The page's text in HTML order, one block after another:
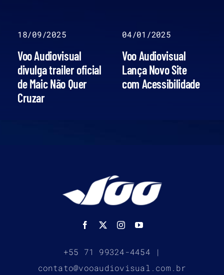
18/09/2025
Voo Audiovisual
divulga trailer oficial
de Maic Não Quer
Cruzar
04/01/2025
Voo Audiovisual
Lança Novo Site
com Acessibilidade
+55 71 99324-4454 |
contato@vooaudiovisual.com.br